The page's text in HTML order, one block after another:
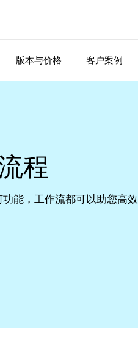
版本与价格 客户案例
程
能，工作流都可以助您高效